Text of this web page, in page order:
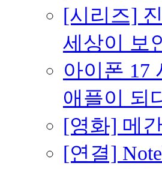
[시리즈]
세상이 보
아이폰 17
애플이 되
[영화] 메
[연결]